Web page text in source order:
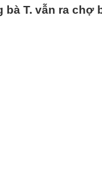
bà T. vẫn ra chợ